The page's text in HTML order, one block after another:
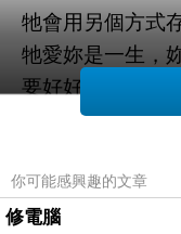
牠會用另個方式
牠愛妳是一生，
要好好照顧自己
要讓牠放心安心
說再見是無法練習
現在，我心裡準
你可能感興趣的文章
修電腦